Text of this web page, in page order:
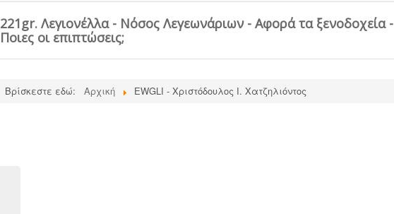
221gr. Λεγιονέλλα - Νόσος Λεγεωνάριων - Αφορά τα ξενοδοχεία -
Ποιες οι επιπτώσεις;
Βρίσκεστε εδώ: Αρχική EWGLI - Χριστόδουλος Ι. Χατζηλιόντος